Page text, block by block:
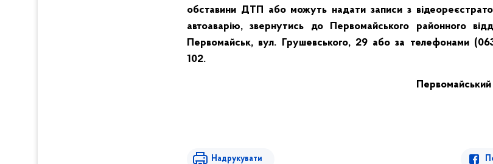
обставини ДТП або можуть надати записи з
автоаварію, звернутись до Первомайського районного
Первомайськ, вул. Грушевського, 29 або за телефонами
102.
Первомайський
Надрукувати